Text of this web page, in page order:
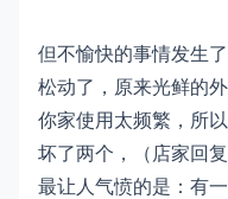
但不愉快的事情发生
松动了，原来光鲜的
你家使用太频繁，所
坏了两个，（店家回
最让人气愤的是：有